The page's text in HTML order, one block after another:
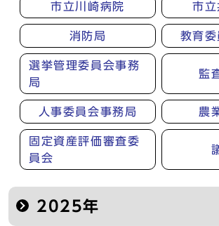
市立川崎病院 市立
消防局 教育
選挙管理委員会事務
局
監
人事委員会事務局 農
固定資産評価審査委
員会
2025年